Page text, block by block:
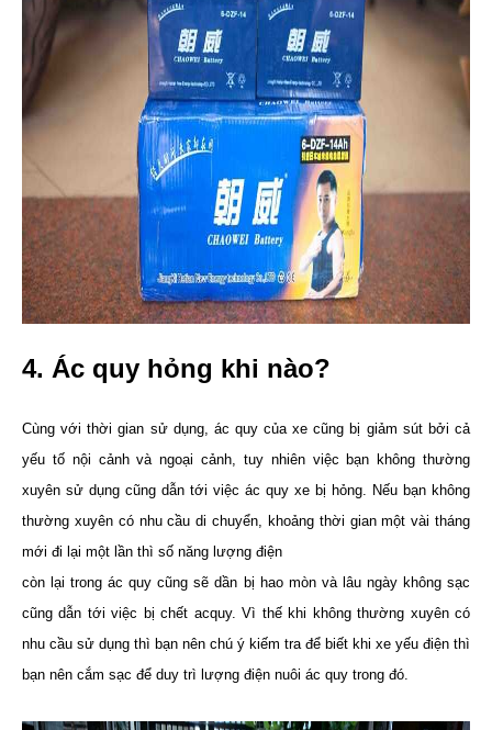
4. Ác quy hỏng khi nào?
Cùng với thời gian sử dụng, ác quy của xe cũng bị giảm sút bởi cả
yếu tố nội cảnh và ngoại cảnh, tuy nhiên việc bạn không thường
xuyên sử dụng cũng dẫn tới việc ác quy xe bị hỏng. Nếu bạn không
thường xuyên có nhu cầu di chuyển, khoảng thời gian một vài tháng
mới đi lại một lần thì số năng lượng điện
còn lại trong ác quy cũng sẽ dần bị hao mòn và lâu ngày không sạc
cũng dẫn tới việc bị chết acquy. Vì thế khi không thường xuyên có
nhu cầu sử dụng thì bạn nên chú ý kiếm tra để biết khi xe yếu điện thì
bạn nên cắm sạc để duy trì lượng điện nuôi ác quy trong đó.